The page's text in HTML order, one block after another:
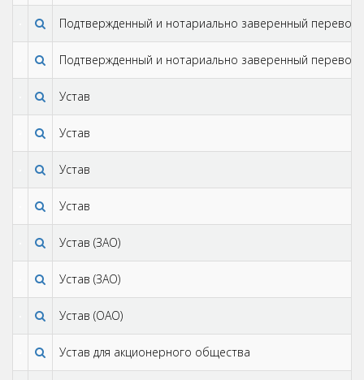
Подтвержденный и нотариально заверенный перевод
Подтвержденный и нотариально заверенный перевод
Устав
Устав
Устав
Устав
Устав (ЗАО)
Устав (ЗАО)
Устав (ОАО)
Устав для акционерного общества